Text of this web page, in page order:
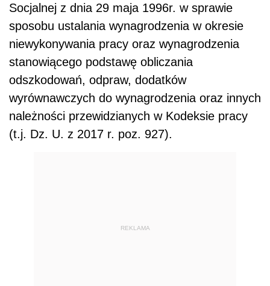
Socjalnej z dnia 29 maja 1996r. w sprawie
sposobu ustalania wynagrodzenia w okresie
niewykonywania pracy oraz wynagrodzenia
stanowiącego podstawę obliczania
odszkodowań, odpraw, dodatków
wyrównawczych do wynagrodzenia oraz innych
należności przewidzianych w Kodeksie pracy
(t.j. Dz. U. z 2017 r. poz. 927).
REKLAMA